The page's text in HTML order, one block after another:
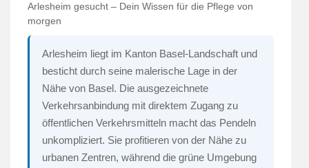
Arlesheim gesucht – Dein Wissen für die Pflege von
morgen
Arlesheim liegt im Kanton Basel-Landschaft und
besticht durch seine malerische Lage in der
Nähe von Basel. Die ausgezeichnete
Verkehrsanbindung mit direktem Zugang zu
öffentlichen Verkehrsmitteln macht das Pendeln
unkompliziert. Sie profitieren von der Nähe zu
urbanen Zentren, während die grüne Umgebung